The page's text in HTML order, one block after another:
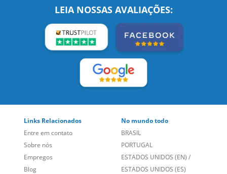
LEIA NOSSAS AVALIAÇÕES:
Links Relacionados
Entre em contato
Sobre nós
Empregos
Blog
No mundo todo
BRASIL
PORTUGAL
ESTADOS UNIDOS (EN) /
ESTADOS UNIDOS (ES)